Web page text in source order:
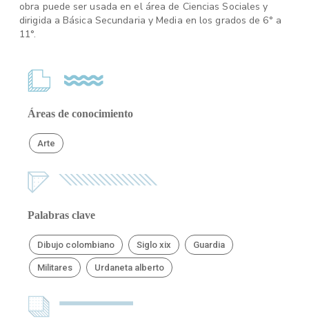
obra puede ser usada en el área de Ciencias Sociales y
dirigida a Básica Secundaria y Media en los grados de 6° a
11°.
Áreas de conocimiento
Arte
Palabras clave
Dibujo colombiano Siglo xix Guardia
Militares Urdaneta alberto